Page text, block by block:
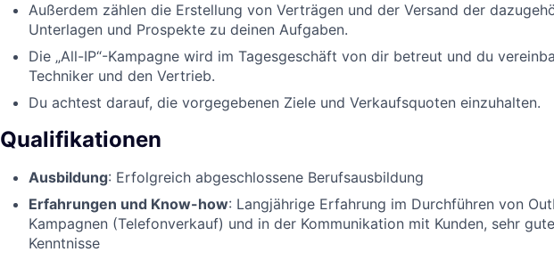
Außerdem zählen die Erstellung von Verträgen und der Versand der
Unterlagen und Prospekte zu deinen Aufgaben.
Die „All-IP“-Kampagne wird im Tagesgeschäft von dir betreut und du
Techniker und den Vertrieb.
Du achtest darauf, die vorgegebenen Ziele und Verkaufsquoten einzuhalten.
Qualifikationen
Ausbildung: Erfolgreich abgeschlossene Berufsausbildung
Erfahrungen und Know-how: Langjährige Erfahrung im Durchführen von
Kampagnen (Telefonverkauf) und in der Kommunikation mit Kunden, sehr
Kenntnisse